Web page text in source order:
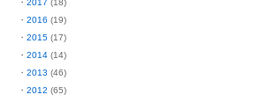
2017 (18)
2016 (19)
2015 (17)
2014 (14)
2013 (46)
2012 (65)